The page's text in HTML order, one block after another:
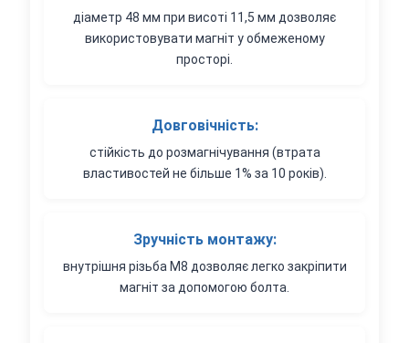
діаметр 48 мм при висоті 11,5 мм дозволяє
використовувати магніт у обмеженому
просторі.
Довговічність:
стійкість до розмагнічування (втрата
властивостей не більше 1% за 10 років).
Зручність монтажу:
внутрішня різьба M8 дозволяє легко закріпити
магніт за допомогою болта.